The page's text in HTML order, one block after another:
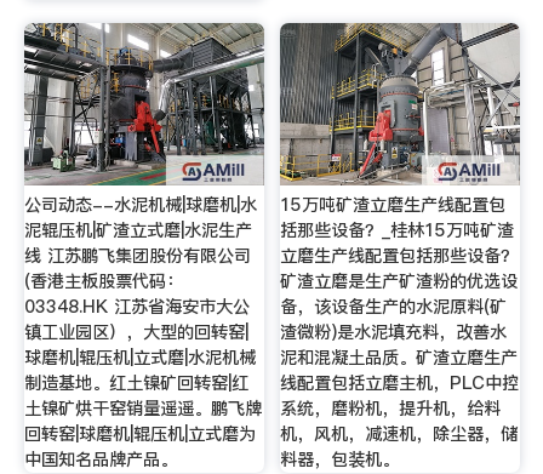
公司动态--水泥机械|球磨机|水
泥辊压机|矿渣立式磨|水泥生产
线 江苏鹏飞集团股份有限公司
(香港主板股票代码：
03348.HK 江苏省海安市大公
镇工业园区），大型的回转窑|
球磨机|辊压机|立式磨|水泥机械
制造基地。红土镍矿回转窑|红
土镍矿烘干窑销量遥遥。鹏飞牌
回转窑|球磨机|辊压机|立式磨为
中国知名品牌产品。
15万吨矿渣立磨生产线配置包
括那些设备？_桂林15万吨矿渣
立磨生产线配置包括那些设备？
矿渣立磨是生产矿渣粉的优选设
备，该设备生产的水泥原料(矿
渣微粉)是水泥填充料，改善水
泥和混凝土品质。矿渣立磨生产
线配置包括立磨主机，PLC中控
系统，磨粉机，提升机，给料
机，风机，减速机，除尘器，储
料器，包装机。